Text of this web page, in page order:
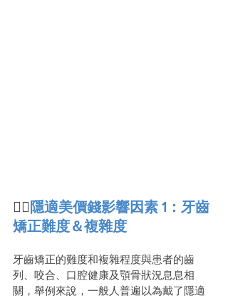
👩‍⚕️ 隱適美價錢影響因素 1：牙齒
矯正難度＆複雜度
牙齒矯正的難度和複雜程度與患者的齒
列、咬合、口腔健康及顎骨狀況息息相
關，舉例來說，一般人普遍以為戴了隱適